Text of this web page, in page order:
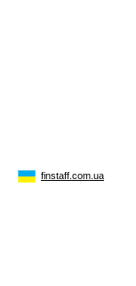
finstaff.com.ua